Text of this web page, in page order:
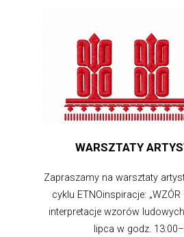
WARSZTATY
Zapraszamy na warsztaty
cyklu ETNOinspiracje:
interpretacje wzorów
lipca w godz.